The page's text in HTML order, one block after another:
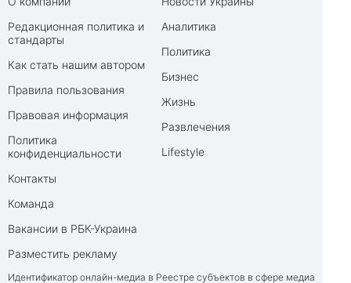
Редакционная политика и
стандарты
Как стать нашим автором
Правила пользования
Правовая информация
Политика
конфиденциальности
Контакты
Команда
Вакансии в РБК-Украина
Разместить рекламу
Аналитика
Политика
Бизнес
Жизнь
Развлечения
Lifestyle
Идентификатор онлайн-медиа в Реестре субъектов в сфере медиа